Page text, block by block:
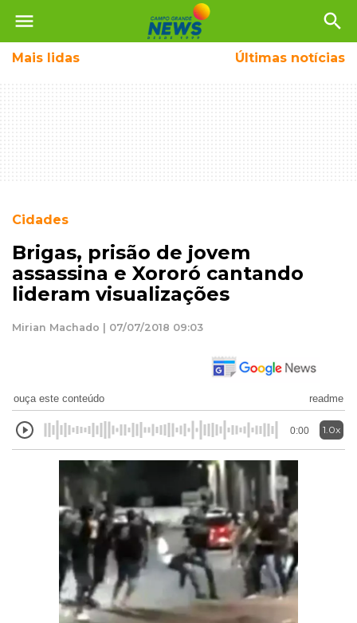
menu search
Mais lidas Últimas notícias
Cidades
Brigas, prisão de jovem
assassina e Xororó cantando
lideram visualizações
Mirian Machado | 07/07/2018 09:03
ouça este conteúdo readme
0:00 1.0x